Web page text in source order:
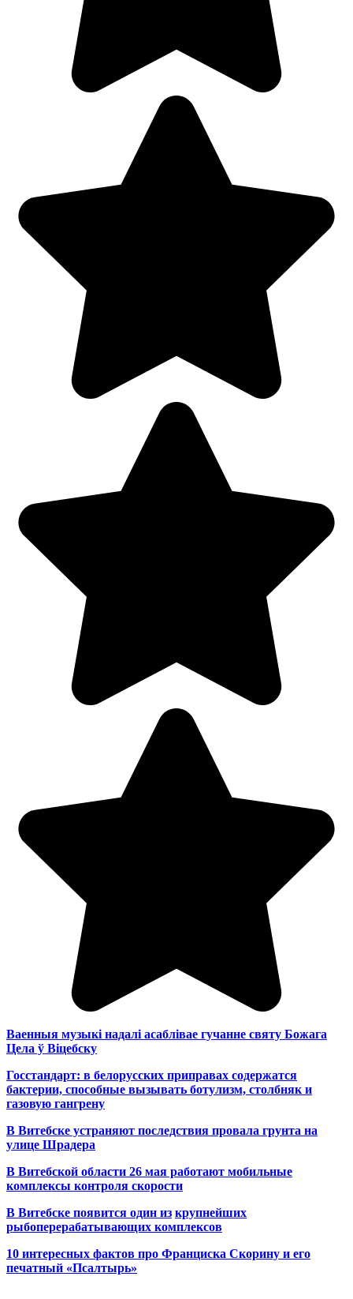
Ваенныя музыкі надалі асаблівае гучанне святу Божага
Цела ў Віцебску
Госстандарт: в белорусских приправах содержатся
бактерии, способные вызывать ботулизм, столбняк и
газовую гангрену
В Витебске устраняют последствия провала грунта на
улице Шрадера
В Витебской области 26 мая работают мобильные
комплексы контроля скорости
В Витебске появится один из крупнейших
рыбоперерабатывающих комплексов
10 интересных фактов про Франциска Скорину и его
печатный «Псалтырь»